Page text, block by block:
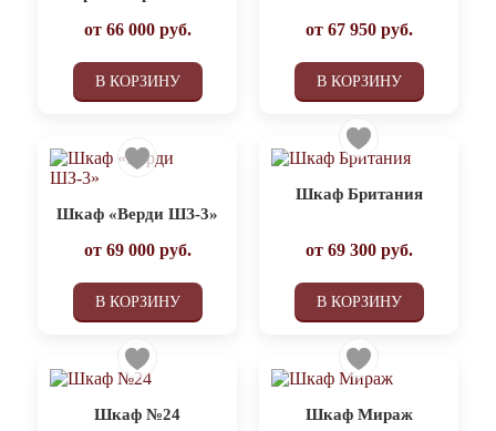
от 66 000руб.
В КОРЗИНУ
от 67 950руб.
В КОРЗИНУ
Шкаф «Верди ШЗ-3»
от 69 000руб.
В КОРЗИНУ
Шкаф Британия
от 69 300руб.
В КОРЗИНУ
Шкаф №24 Шкаф Мираж